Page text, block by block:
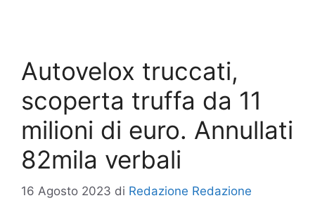
Autovelox truccati,
scoperta truffa da 11
milioni di euro. Annullati
82mila verbali
16 Agosto 2023 di Redazione Redazione